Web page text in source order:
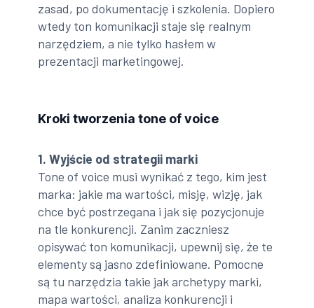
zasad, po dokumentację i szkolenia. Dopiero
wtedy ton komunikacji staje się realnym
narzędziem, a nie tylko hasłem w
prezentacji marketingowej.
Kroki tworzenia tone of voice
1. Wyjście od strategii marki
Tone of voice musi wynikać z tego, kim jest
marka: jakie ma wartości, misję, wizję, jak
chce być postrzegana i jak się pozycjonuje
na tle konkurencji. Zanim zaczniesz
opisywać ton komunikacji, upewnij się, że te
elementy są jasno zdefiniowane. Pomocne
są tu narzędzia takie jak archetypy marki,
mapa wartości, analiza konkurencji i